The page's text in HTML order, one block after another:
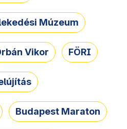
Múzeum
Vikor FÖRI
Budapest Maraton